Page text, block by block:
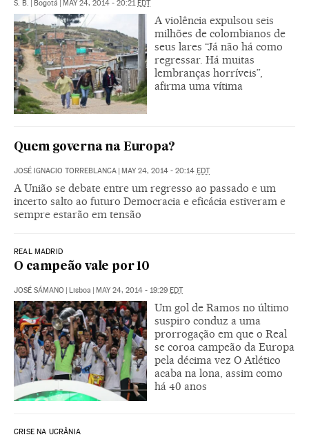
S. B. Bogotá MAY 24, 2014 - 20:21 EDT
A violência expulsou seis
milhões de colombianos de
seus lares “Já não há como
regressar. Há muitas
lembranças horríveis”,
afirma uma vítima
Quem governa na Europa?
JOSÉ IGNACIO TORREBLANCA | MAY 24, 2014 - 20:14 EDT
A União se debate entre um regresso ao passado e um
incerto salto ao futuro Democracia e eficácia estiveram e
sempre estarão em tensão
REAL MADRID
O campeão vale por 10
JOSÉ SÁMANO | Lisboa | MAY 24, 2014 - 19:29 EDT
Um gol de Ramos no último
suspiro conduz a uma
prorrogação em que o Real
se coroa campeão da Europa
pela décima vez O Atlético
acaba na lona, assim como
há 40 anos
CRISE NA UCRÂNIA